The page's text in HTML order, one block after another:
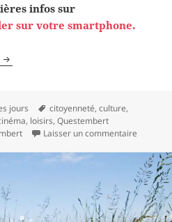
infos sur
sur votre smartphone.
L’agenda subjectif de la semaine
jours
Mots-
clés
citoyenneté,culture,
, loisirs,Questembert
Laisser un commentaire